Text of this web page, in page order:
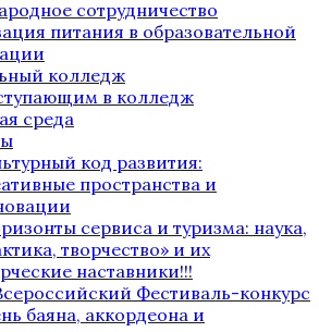
сотрудничество
питания в образовательной
колледж
в колледж
среда
код развития:
пространства и
сервиса и туризма: наука,
творчество» и их
наставники!!!
Фестиваль-конкурс
баяна, аккордеона и